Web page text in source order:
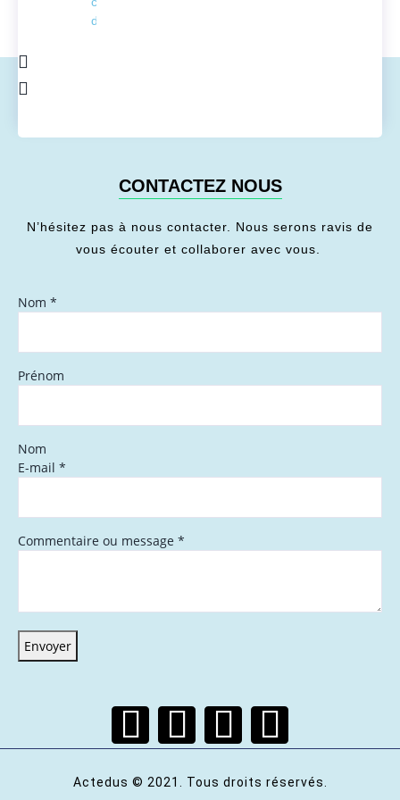
de l'énergie
CONTACTEZ NOUS
N’hésitez pas à nous contacter. Nous serons ravis de
vous écouter et collaborer avec vous.
Nom *
Prénom
Nom
E-mail *
Commentaire ou message *
Envoyer
Actedus © 2021. Tous droits réservés.